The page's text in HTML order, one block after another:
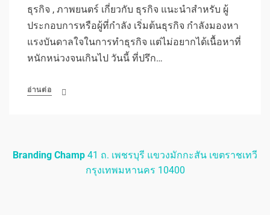
ธุรกิจ , ภาพยนตร์ เกี่ยวกับ ธุรกิจ แนะนำสำหรับ ผู้
ประกอบการหรือผู้ที่กำลัง เริ่มต้นธุรกิจ กำลังมองหา
แรงบันดาลใจในการทำธุรกิจ แต่ไม่อยากได้เนื้อหาที่
หนักหน่วงจนเกินไป วันนี้ ที่ปรึก…
อ่านต่อ
Branding Champ 41 ถ. เพชรบุรี แขวงมักกะสัน เขตราชเทวี
กรุงเทพมหานคร 10400